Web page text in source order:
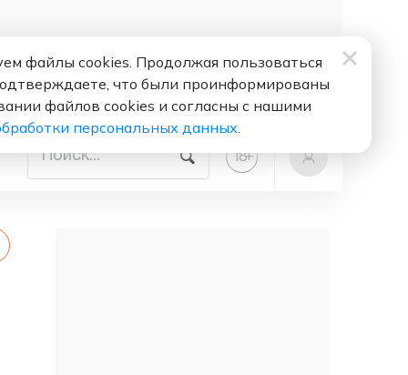
18+
файлы cookies. Продолжая пользоваться
что были проинформированы
файлов cookies и согласны с нашими
персональных данных.